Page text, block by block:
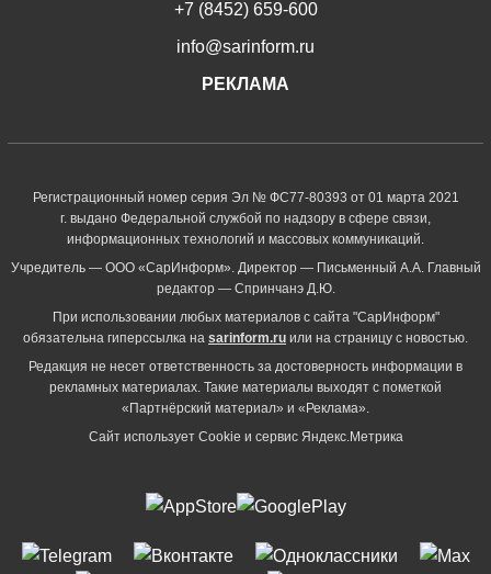
+7 (8452) 659-600
info@sarinform.ru
РЕКЛАМА
Регистрационный номер серия Эл № ФС77-80393 от 01 марта 2021
г. выдано Федеральной службой по надзору в сфере связи,
информационных технологий и массовых коммуникаций.
Учредитель — ООО «СарИнформ». Директор — Письменный А.А. Главный
редактор — Спринчанэ Д.Ю.
При использовании любых материалов с сайта "СарИнформ"
обязательна гиперссылка на sarinform.ru или на страницу с новостью.
Редакция не несет ответственность за достоверность информации в
рекламных материалах. Такие материалы выходят с пометкой
«Партнёрский материал» и «Реклама».
Сайт использует Cookie и сервиc Яндекс.Метрика